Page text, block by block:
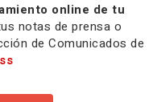
online de tu
notas de prensa o
de Comunicados de